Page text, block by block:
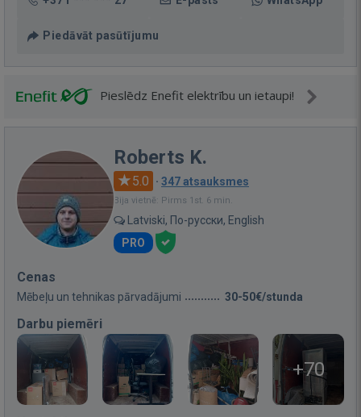
Piedāvāt pasūtījumu
Pieslēdz Enefit elektrību un ietaupi!
Roberts K.
5.0 · 347 atsauksmes
Bija vietnē: Pirms 1st. 6 min.
Latviski, По-русски, English
PRO
Cenas
Mēbeļu un tehnikas pārvadājumi 30-50€/stunda
Darbu piemēri
+70